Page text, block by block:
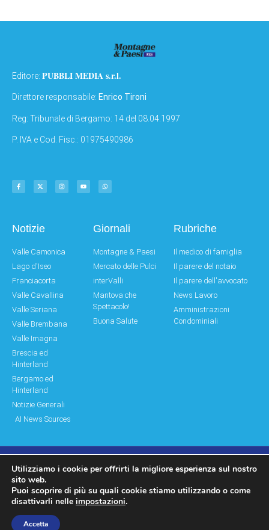
Editore: PUBBLI MEDIA s.r.l.
Direttore responsabile: Enrico Tironi
Reg: Tribunale di Bergamo: 14 del 08.04.1997
P. IVA e Cod. Fisc.: 01975490986
Notizie
Valle Camonica
Lago d'Iseo
Franciacorta
Valle Cavallina
Valle Seriana
Valle Brembana
Valle Imagna
Brescia ed
Hinterland
Bergamo ed
Hinterland
Notizie Generali
AI News Sources
Giornali
Montagne & Paesi
Mercato delle Pulci
interValli
Mantova che
Spettacolo!
Buona Salute
Rubriche
Il medico di famiglia
Il parere del notaio
Il parere dell'avvocato
News Lavoro
Amministrazioni
Condominiali
© Copyright 2011 – 2026 Montagne & Paesi
Log In|Log Out Privacy Policy
Utilizziamo i cookie per offrirti la migliore esperienza sul nostro
sito web.
Puoi scoprire di più su quali cookie stiamo utilizzando o come
disattivarli nelle impostazioni.
Accetta